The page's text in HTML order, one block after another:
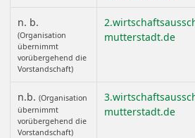
n. b.
(Organisation
übernimmt
vorübergehend die
Vorstandschaft)
mutterstadt.de
n.b. (Organisation
übernimmt
vorübergehend die
Vorstandschaft)
mutterstadt.de